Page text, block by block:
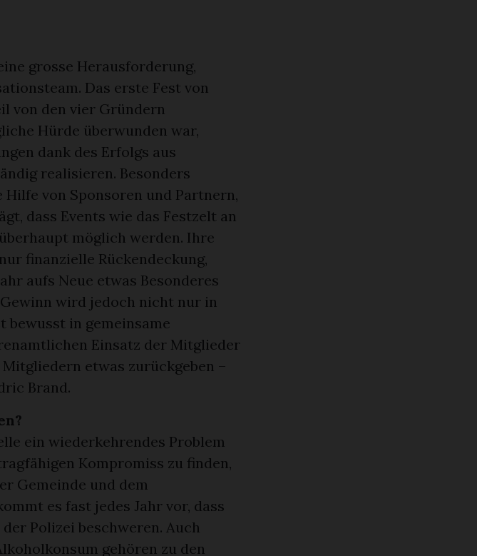
grosse Herausforderung,
Das erste Fest von
von den vier Gründern
Hürde überwunden war,
dank des Erfolgs aus
realisieren. Besonders
von Sponsoren und Partnern,
dass Events wie das Festzelt an
möglich werden. Ihre
finanzielle Rückendeckung,
aufs Neue etwas Besonderes
wird jedoch nicht nur in
bewusst in gemeinsame
Einsatz der Mitglieder
etwas zurückgeben –
Brand.
ein wiederkehrendes Problem
Kompromiss zu finden,
Gemeinde und dem
es fast jedes Jahr vor, dass
Polizei beschweren. Auch
gehören zu den